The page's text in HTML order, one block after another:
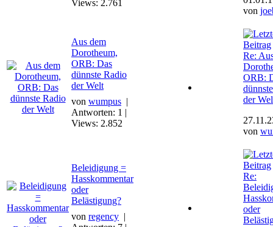
Views: 2.761
von
Aus dem
Dorotheum,
ORB: Das
dünnste Radio
der Welt
von wumpus |
Antworten: 1 |
Views: 2.852
Re:
ORB:
der
von
Beleidigung =
Hasskommentar
oder
Belästigung?
von regency |
Re:
oder